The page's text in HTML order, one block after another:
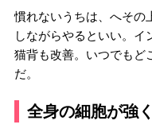
慣れないうちは、へその
しながらやるといい。イ
猫背も改善。いつでもど
だ。
全身の細胞が強